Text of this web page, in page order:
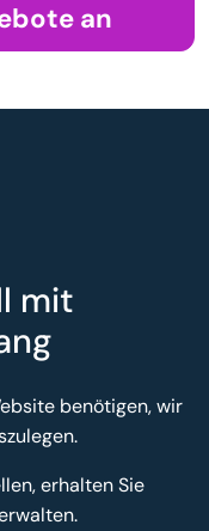
an
mit
benötigen, wir
erhalten Sie